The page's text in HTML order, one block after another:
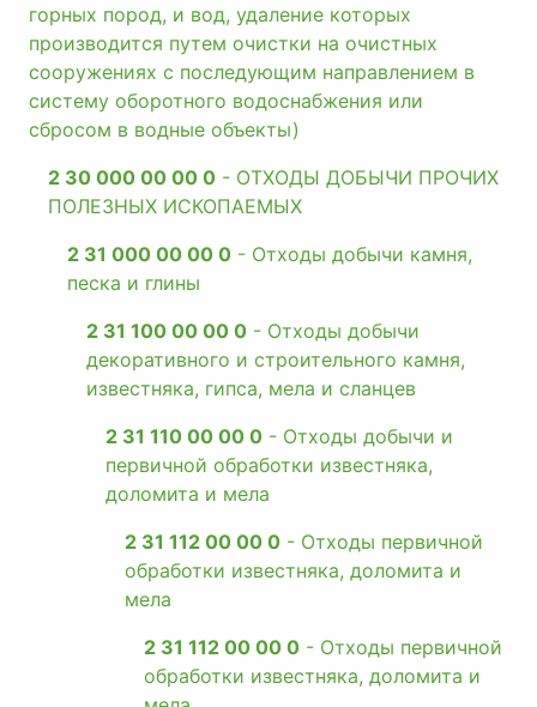
горных пород, и вод, удаление которых
производится путем очистки на очистных
сооружениях с последующим направлением в
систему оборотного водоснабжения или
сбросом в водные объекты)
2 30 000 00 00 0 - ОТХОДЫ ДОБЫЧИ ПРОЧИХ
ПОЛЕЗНЫХ ИСКОПАЕМЫХ
2 31 000 00 00 0 - Отходы добычи камня,
песка и глины
2 31 100 00 00 0 - Отходы добычи
декоративного и строительного камня,
известняка, гипса, мела и сланцев
2 31 110 00 00 0 - Отходы добычи и
первичной обработки известняка,
доломита и мела
2 31 112 00 00 0 - Отходы первичной
обработки известняка, доломита и
мела
2 31 112 00 00 0 - Отходы первичной
обработки известняка, доломита и